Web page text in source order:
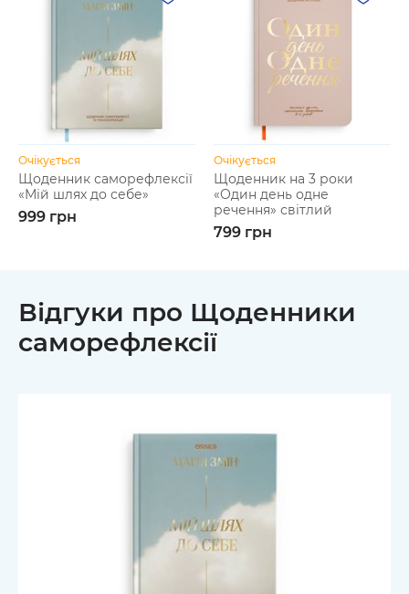
Очікується
Щоденник саморефлексії
«Мій шлях до себе»
999 грн
Очікується
Щоденник на 3 роки
«Один день одне
речення» світлий
799 грн
Відгуки про Щоденники
саморефлексії